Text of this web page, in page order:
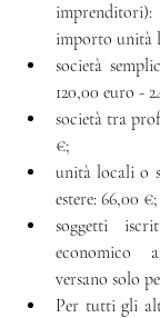
importo unità
società
120,00 euro -
società tra
€;
unità locali o
estere: 66,00 €;
soggetti
economico
versano solo
Per tutti gli